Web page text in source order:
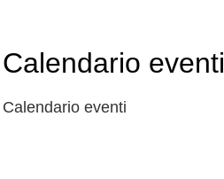
Calendario eventi
Calendario eventi